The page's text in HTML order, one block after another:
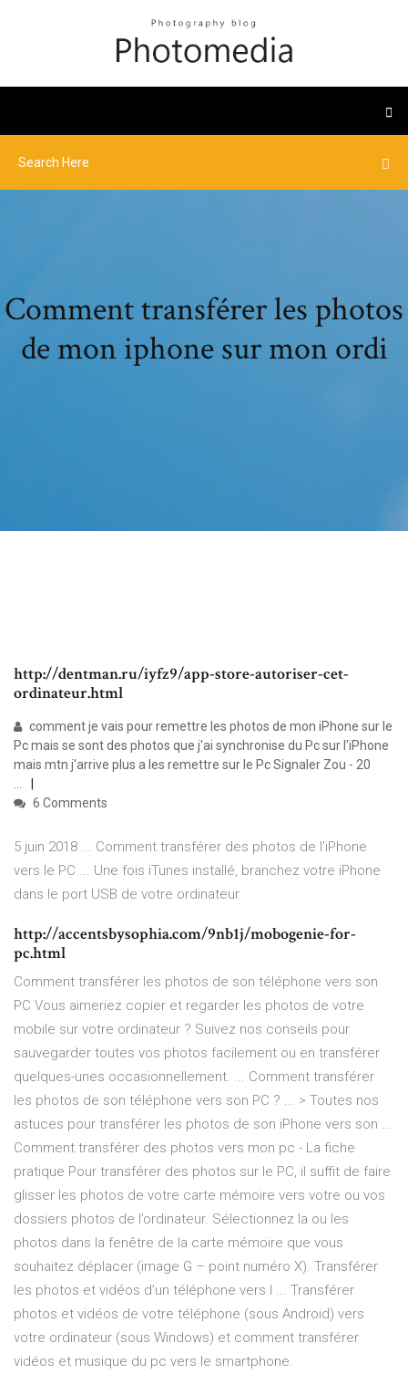
Comment transférer les photos
de mon iphone sur mon ordi
http://dentman.ru/iyfz9/app-store-autoriser-cet-
ordinateur.html
comment je vais pour remettre les photos de mon iPhone sur le
Pc mais se sont des photos que j'ai synchronise du Pc sur l'iPhone
mais mtn j'arrive plus a les remettre sur le Pc Signaler Zou - 20
...
6 Comments
5 juin 2018 ... Comment transférer des photos de l'iPhone
vers le PC ... Une fois iTunes installé, branchez votre iPhone
dans le port USB de votre ordinateur.
http://accentsbysophia.com/9nb1j/mobogenie-for-
pc.html
Comment transférer les photos de son téléphone vers son
PC Vous aimeriez copier et regarder les photos de votre
mobile sur votre ordinateur ? Suivez nos conseils pour
sauvegarder toutes vos photos facilement ou en transférer
quelques-unes occasionnellement. ... Comment transférer
les photos de son téléphone vers son PC ? ... > Toutes nos
astuces pour transférer les photos de son iPhone vers son ...
Comment transférer des photos vers mon pc - La fiche
pratique Pour transférer des photos sur le PC, il suffit de faire
glisser les photos de votre carte mémoire vers votre ou vos
dossiers photos de l’ordinateur. Sélectionnez la ou les
photos dans la fenêtre de la carte mémoire que vous
souhaitez déplacer (image G – point numéro X). Transférer
les photos et vidéos d’un téléphone vers l ... Transférer
photos et vidéos de votre téléphone (sous Android) vers
votre ordinateur (sous Windows) et comment transférer
vidéos et musique du pc vers le smartphone.